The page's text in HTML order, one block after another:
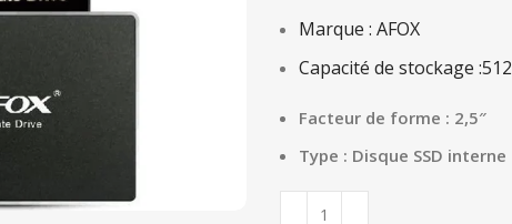
Marque : AFOX
Capacité de stockage
Facteur de forme : 2,5″
Type : Disque SSD interne